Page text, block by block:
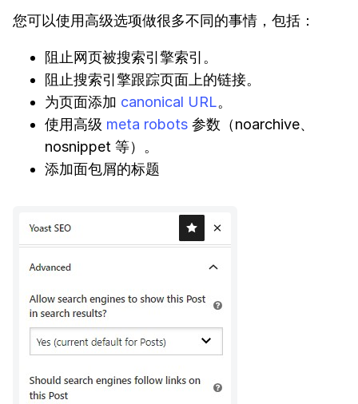
您可以使用高级选项做很多不同的事情，包括：
阻止网页被搜索引擎索引。
阻止搜索引擎跟踪页面上的链接。
为页面添加 canonical URL。
使用高级 meta robots 参数（noarchive、
nosnippet 等）。
添加面包屑的标题